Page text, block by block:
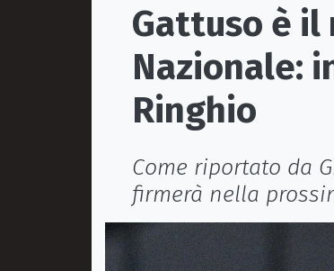
Gattuso è
Nazionale:
Ringhio
Come riportato da
firmerà nella